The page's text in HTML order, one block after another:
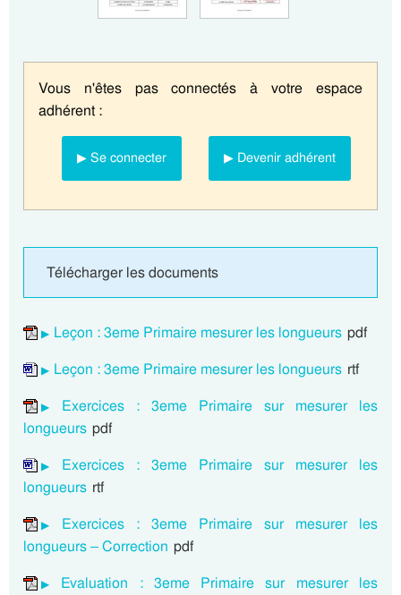
Vous n'êtes pas connectés à votre espace
adhérent :
▶ Se connecter ▶ Devenir adhérent
Télécharger les documents
Leçon : 3eme Primaire mesurer les longueurs pdf
Leçon : 3eme Primaire mesurer les longueurs rtf
Exercices : 3eme Primaire sur mesurer les
longueurs pdf
Exercices : 3eme Primaire sur mesurer les
longueurs rtf
Exercices : 3eme Primaire sur mesurer les
longueurs – Correction pdf
Evaluation : 3eme Primaire sur mesurer les